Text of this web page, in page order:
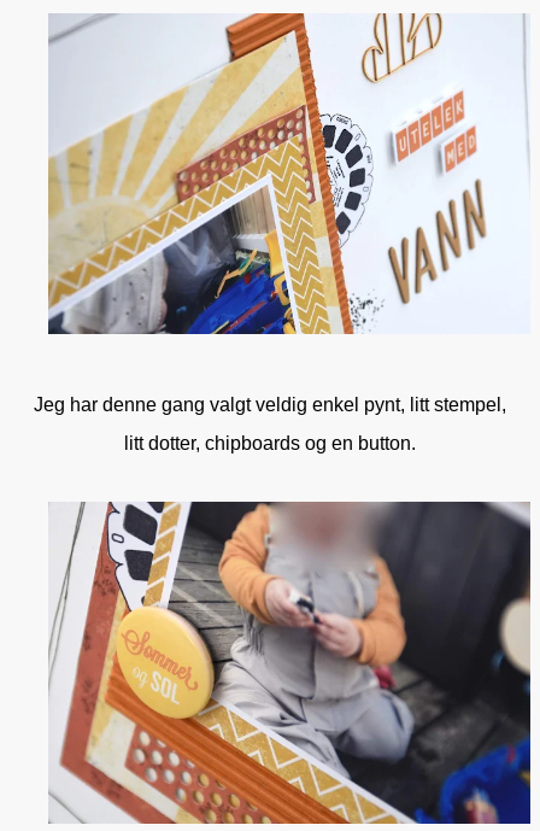
Jeg har denne gang valgt veldig enkel pynt, litt stempel,
litt dotter, chipboards og en button.